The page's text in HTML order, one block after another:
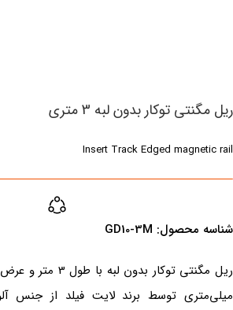
ریل مگنتی توکار بدون لبه 3 متری
Insert Track Edged magnetic rail
شناسه محصول:‌ ‌GD10-3M
میلی‌متری توسط برند لایت فیلد از جنس